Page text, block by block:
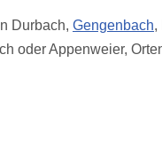
Durbach, Gengenbach,
oder Appenweier,